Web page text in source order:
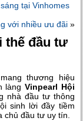
tại Vinhomes
với nhiều ưu đãi»
thế đầu tư
thương hiệu
làng Vinpearl Hội
nhà đầu tư thông
sinh lời đầy tiềm
chủ đầu tư uy tín.